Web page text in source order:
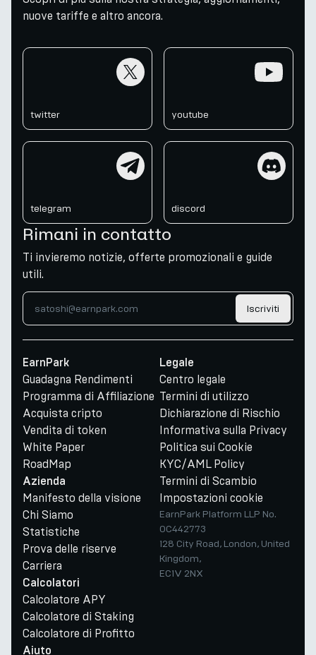
nuove tariffe e altro ancora.
twitter youtube
telegram discord
Rimani in contatto
Ti invieremo notizie, offerte promozionali e guide
utili.
Iscriviti
EarnPark
Guadagna Rendimenti
Programma di Affiliazione
Acquista cripto
Vendita di token
White Paper
RoadMap
Azienda
Manifesto della visione
Chi Siamo
Statistiche
Prova delle riserve
Carriera
Calcolatori
Calcolatore APY
Calcolatore di Staking
Calcolatore di Profitto
Aiuto
Legale
Centro legale
Termini di utilizzo
Dichiarazione di Rischio
Informativa sulla Privacy
Politica sui Cookie
KYC/AML Policy
Termini di Scambio
Impostazioni cookie
EarnPark Platform LLP No.
OC442773
128 City Road, London, United
Kingdom,
EC1V 2NX